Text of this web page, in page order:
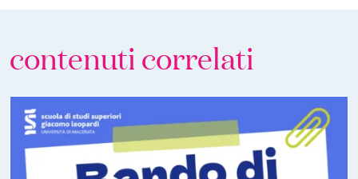
contenuti correlati